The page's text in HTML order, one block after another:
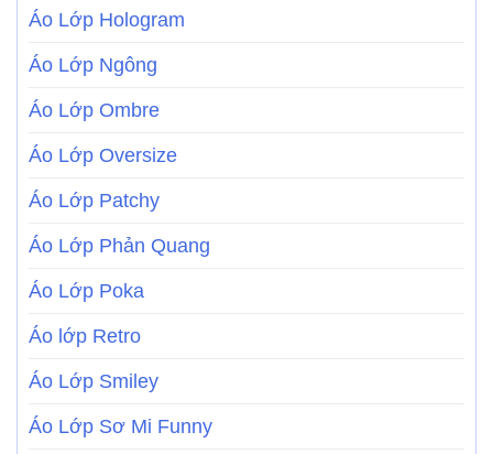
Áo Lớp Hologram
Áo Lớp Ngông
Áo Lớp Ombre
Áo Lớp Oversize
Áo Lớp Patchy
Áo Lớp Phản Quang
Áo Lớp Poka
Áo lớp Retro
Áo Lớp Smiley
Áo Lớp Sơ Mi Funny